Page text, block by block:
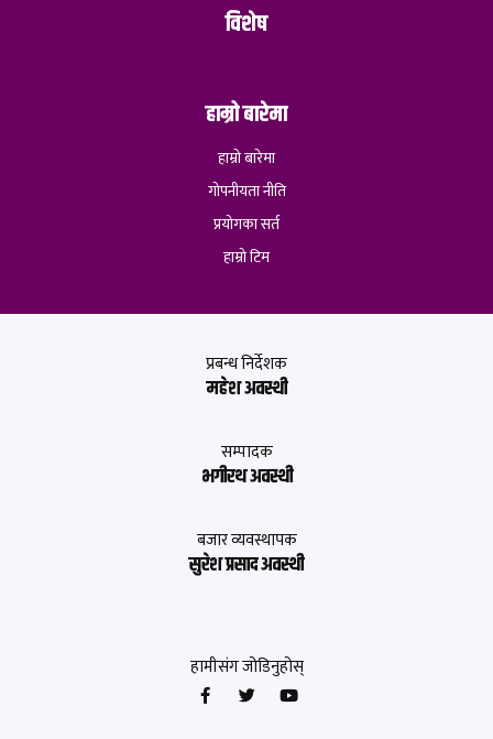
विशेष
हाम्रो बारेमा
हाम्रो बारेमा
गोपनीयता नीति
प्रयोगका सर्त
हाम्रो टिम
प्रबन्ध निर्देशक
महेश अवस्थी
सम्पादक
भगीरथ अवस्थी
बजार व्यवस्थापक
सुरेश प्रसाद अवस्थी
हामीसंग जोडिनुहोस्